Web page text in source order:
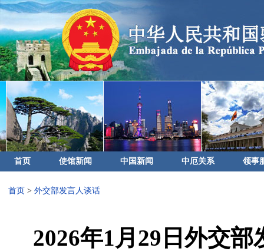
首页 使馆新闻 中国新闻 中厄关系 领事
首页 > 外交部发言人谈话
2026年1月29日外交